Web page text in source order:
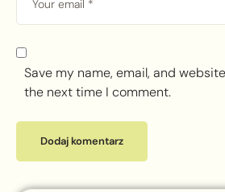
Save my name, email, and
the next time I comment.